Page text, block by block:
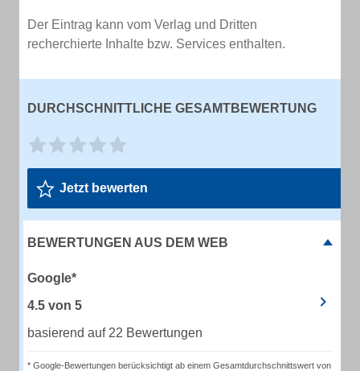
Der Eintrag kann vom Verlag und Dritten
recherchierte Inhalte bzw. Services enthalten.
DURCHSCHNITTLICHE GESAMTBEWERTUNG
Jetzt bewerten
BEWERTUNGEN AUS DEM WEB
Google*
4.5 von 5
basierend auf 22 Bewertungen
* Google-Bewertungen berücksichtigt ab einem Gesamtdurchschnittswert von